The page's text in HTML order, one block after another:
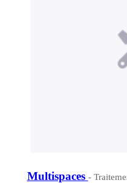
Multispaces -